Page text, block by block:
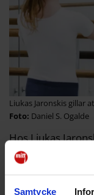
Samtycke
Liukas Jaronskis gillar
Daniel S. Ogalde
Hos Liukas
och balett,
där han kunde
Kungliga